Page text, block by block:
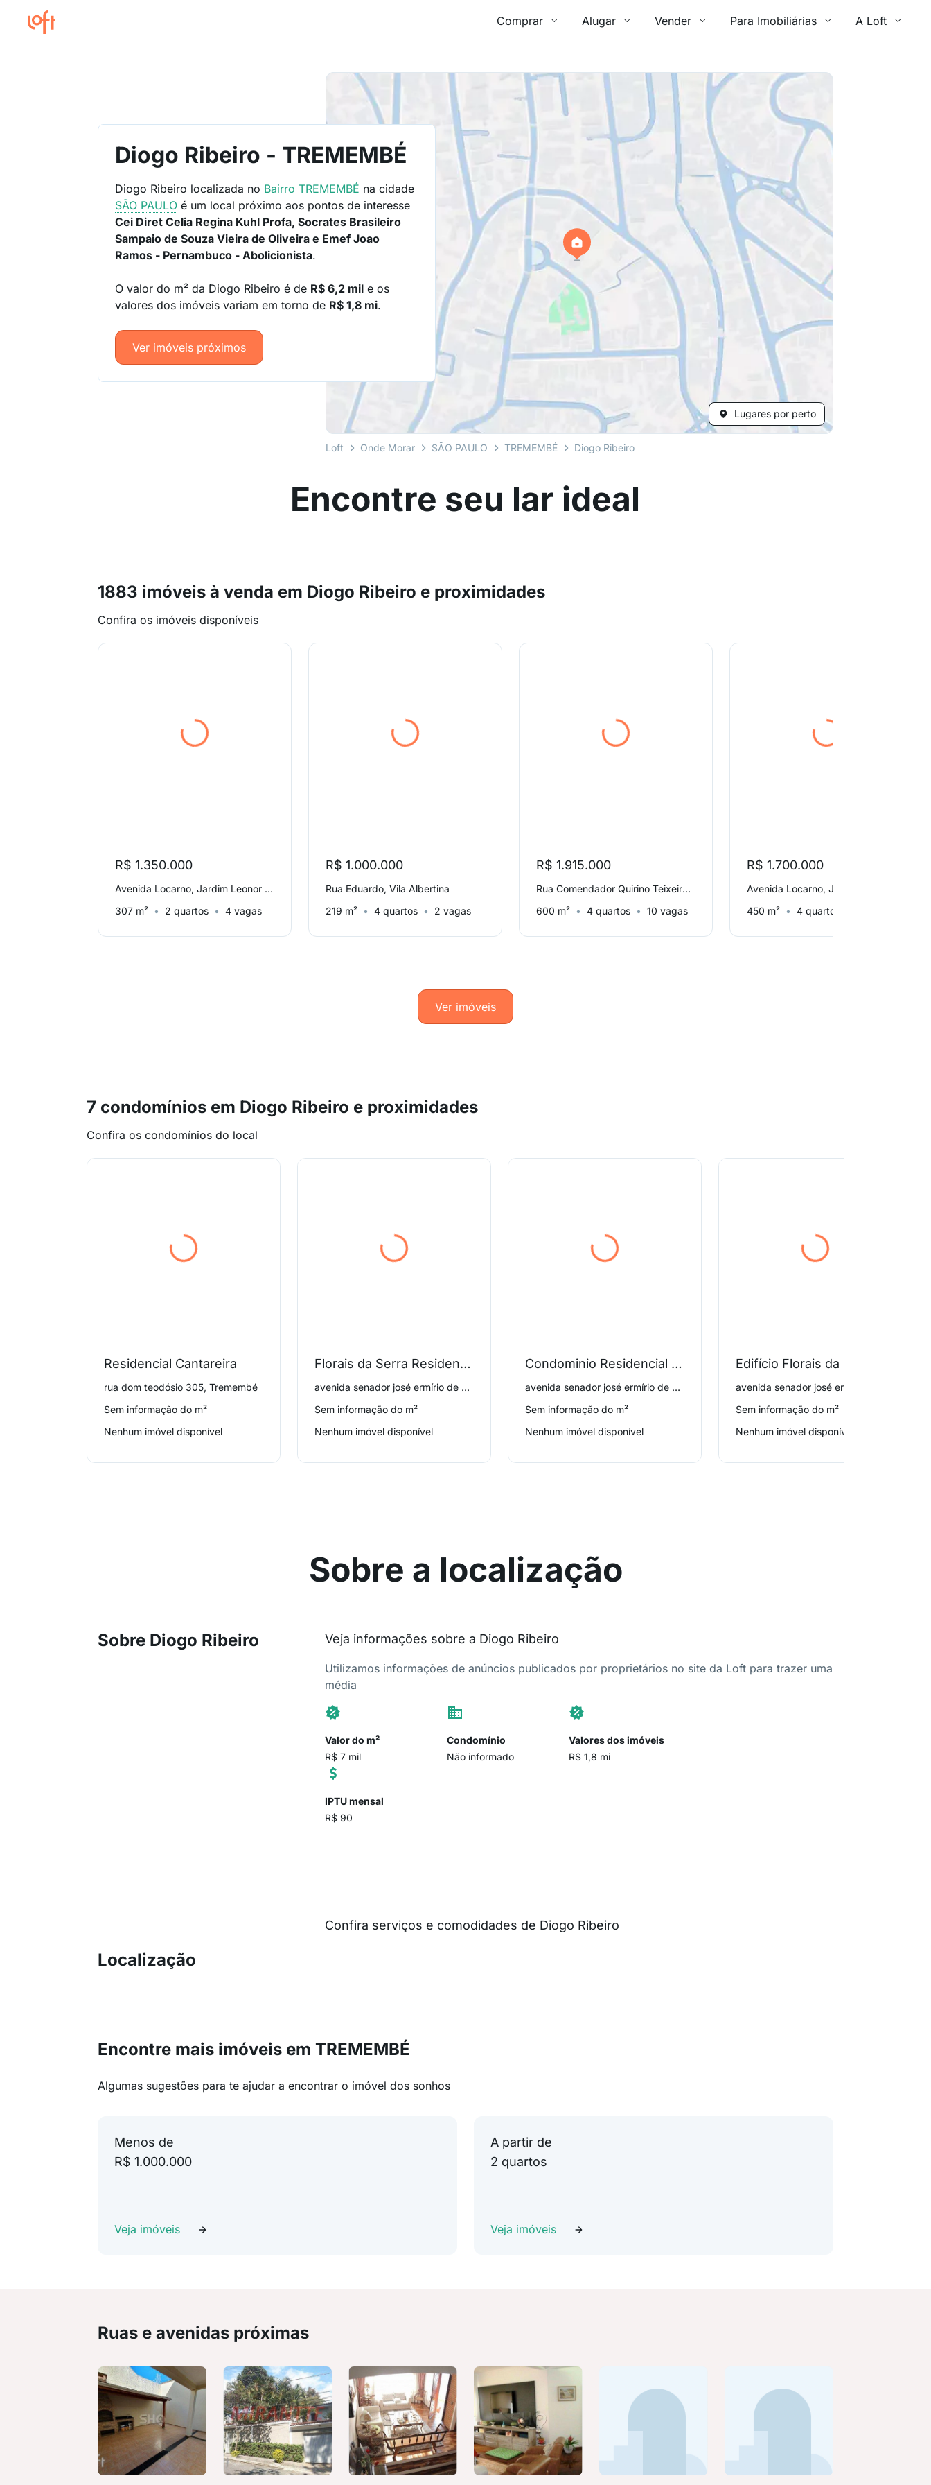
Comprar Alugar Vender Para Imobiliárias A Loft
Lugares por perto
Loft Onde Morar SÃO PAULO TREMEMBÉ Diogo Ribeiro
Diogo Ribeiro - TREMEMBÉ
Diogo Ribeiro localizada no BairroTREMEMBÉ na cidade
SÃO PAULO é um local próximo aos pontos de interesse
Cei Diret Celia Regina Kuhl Profa, Socrates Brasileiro
Sampaio de Souza Vieira de Oliveira e Emef Joao
Ramos - Pernambuco - Abolicionista.
O valor do m² da Diogo Ribeiro é de R$ 6,2 mil e os
valores dos imóveis variam em torno de R$ 1,8 mi.
Ver imóveis próximos
Encontre seu lar ideal
1883 imóveis à venda em Diogo Ribeiro e proximidades
Confira os imóveis disponíveis
R$ 1.350.000
Avenida Locarno, Jardim Leonor Mendes de Barros
307 m²
2 quartos 4 vagas
R$ 1.000.000
Rua Eduardo, Vila Albertina
219 m²
4 quartos 2 vagas
R$ 1.915.000
Rua Comendador Quirino Teixeira, Jardim Leonor Mendes de Barros
600 m²
4 quartos 10 vagas
R$ 1.700.000
450 m²
4 quartos
Ver imóveis
7 condomínios em Diogo Ribeiro e proximidades
Confira os condomínios do local
Residencial Cantareira
rua dom teodósio 305, Tremembé
Sem informação do m²
Nenhum imóvel disponível
Florais da Serra Residence
avenida senador josé ermírio de moraes 387, Tremembé
Sem informação do m²
Nenhum imóvel disponível
Condominio Residencial Exclusivo Cantareira
avenida senador josé ermírio de moraes 132, Tremembé
Sem informação do m²
Nenhum imóvel disponível
Edifício Florais da Serra
Sem informação do m²
Nenhum imóvel disponível
Sobre a localização
Sobre Diogo Ribeiro Veja informações sobre a Diogo Ribeiro
Utilizamos informações de anúncios publicados por proprietários no site da Loft para trazer uma
média
Valor do m²
R$ 7 mil
Condomínio
Não informado
Valores dos imóveis
R$ 1,8 mi
IPTU mensal
R$ 90
Localização
Confira serviços e comodidades de Diogo Ribeiro
Encontre mais imóveis em TREMEMBÉ
Algumas sugestões para te ajudar a encontrar o imóvel dos sonhos
Menos de
R$ 1.000.000
Veja imóveis
A partir de
2 quartos
Veja imóveis
Ruas e avenidas próximas